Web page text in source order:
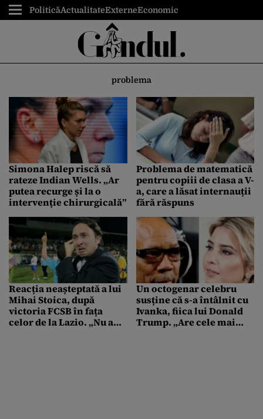
PoliticăActualitateExterneEconomic
problema
Simona Halep riscă să
rateze Indian Wells. „Ar
putea recurge și la o
intervenție chirurgicală”
Problema de matematică
pentru copiii de clasa a V-
a, care a lăsat internauții
fără răspuns
Reacția neașteptată a lui
Mihai Stoica, după
victoria FCSB în fața
celor de la Lazio. „Nu am
Un octogenar celebru
susține că s-a întâlnit cu
Ivanka, fiica lui Donald
Trump. „Are cele mai